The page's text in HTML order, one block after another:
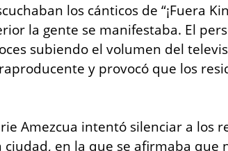
los cánticos de “¡Fuera
la gente se manifestaba. El
subiendo el volumen del
y provocó que los
Amezcua intentó silenciar a los
en la que se afirmaba que